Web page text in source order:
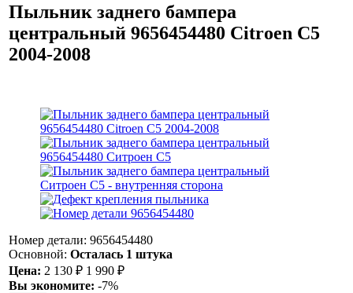
Пыльник заднего бампера
центральный 9656454480 Citroen C5
2004-2008
Номер детали: 9656454480
Основной: Осталась 1 штука
Цена: 2 130 ₽ 1 990 ₽
Вы экономите: -7%